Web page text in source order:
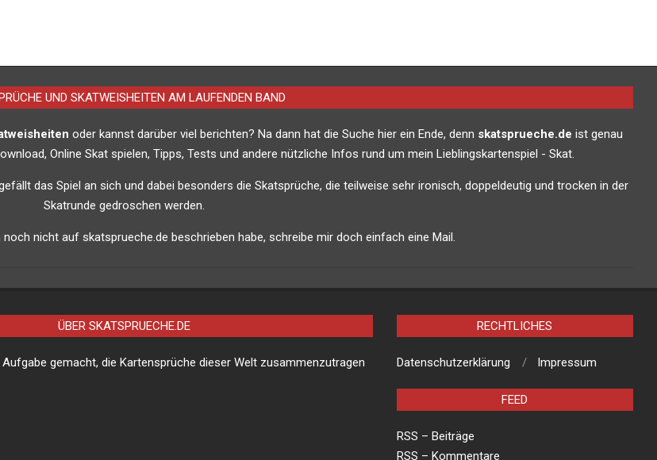
UND SKATWEISHEITEN AM LAUFENDEN BAND
oder kannst darüber viel berichten? Na dann hat die Suche hier ein Ende, denn skatsprueche.de ist genau
Online Skat spielen, Tipps, Tests und andere nützliche Infos rund um mein Lieblingskartenspiel - Skat.
das Spiel an sich und dabei besonders die Skatsprüche, die teilweise sehr ironisch, doppeldeutig und trocken in der
Skatrunde gedroschen werden.
nicht auf skatsprueche.de beschrieben habe, schreibe mir doch einfach eine Mail.
ÜBER SKATSPRUECHE.DE
gemacht, die Kartensprüche dieser Welt zusammenzutragen
RECHTLICHES
Datenschutzerklärung Impressum
FEED
RSS – Beiträge
RSS – Kommentare